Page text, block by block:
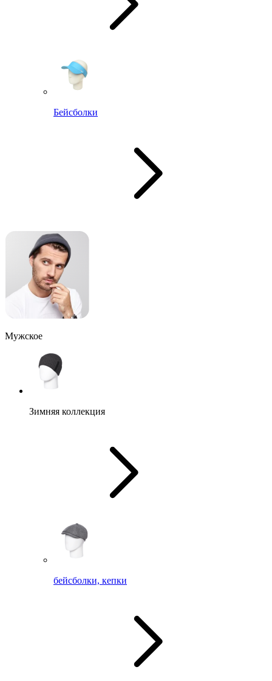
Бейсболки
Мужское
Зимняя коллекция
бейсболки, кепки